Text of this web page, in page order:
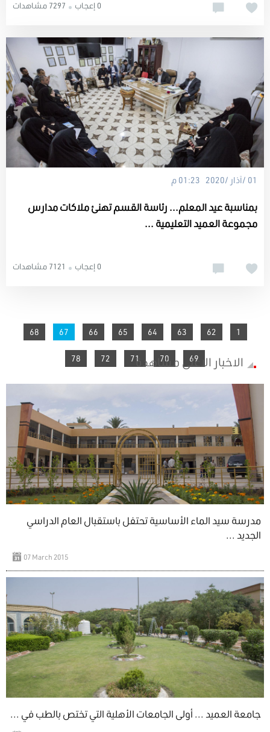
7297 مشاهدات 0 إعجاب
01 /آذار /2020 01:23 م
بمناسبة عيد المعلم... رئاسة القسم تهنئ ملاكات مدارس
مجموعة العميد التعليمية ...
7121 مشاهدات 0 إعجاب
1
62
63
64
65
66
You're on page
67
68
69
70
71
72
78 الاخبار الاعلى مشاهدة
مدرسة سيد الماء الأساسية تحتفل باستقبال العام الدراسي
الجديد ...
07 March 2015
جامعة العميد ... أولى الجامعات الأهلية التي تختص بالطب في ...